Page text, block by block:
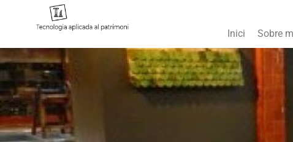
Inici Sobre